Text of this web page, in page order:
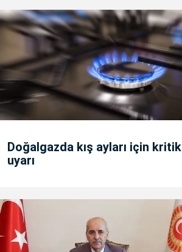
Doğalgazda kış ayları için kritik
uyarı